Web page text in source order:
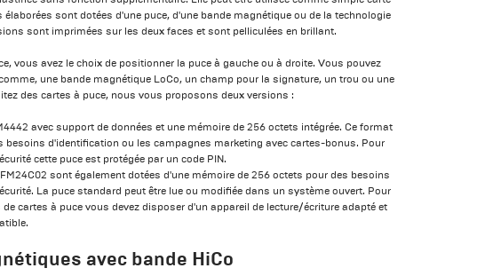
élaborées sont dotées d'une puce, d'une bande magnétique ou de la technologie
sont imprimées sur les deux faces et sont pelliculées en brillant.
vous avez le choix de positionner la puce à gauche ou à droite. Vous pouvez
une bande magnétique LoCo, un champ pour la signature, un trou ou une
des cartes à puce, nous vous proposons deux versions :
avec support de données et une mémoire de 256 octets intégrée. Ce format
besoins d'identification ou les campagnes marketing avec cartes-bonus. Pour
cette puce est protégée par un code PIN.
sont également dotées d'une mémoire de 256 octets pour des besoins
La puce standard peut être lue ou modifiée dans un système ouvert. Pour
de cartes à puce vous devez disposer d'un appareil de lecture/écriture adapté et
avec bande HiCo